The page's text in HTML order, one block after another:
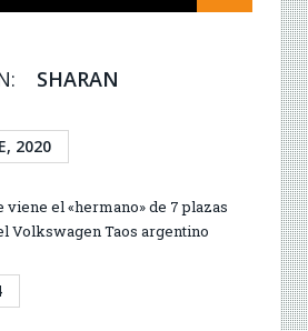
SHARAN
2020
viene el «hermano» de 7 plazas
Volkswagen Taos argentino